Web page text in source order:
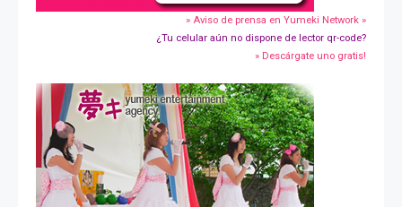
» Aviso de prensa en Yumeki Network »
¿Tu celular aún no dispone de lector qr-code?
» Descárgate uno gratis!